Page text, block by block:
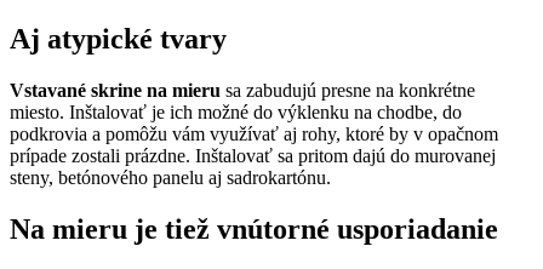
Aj atypické tvary
Vstavané skrine na mieru sa zabudujú presne na konkrétne
miesto. Inštalovať je ich možné do výklenku na chodbe, do
podkrovia a pomôžu vám využívať aj rohy, ktoré by v opačnom
prípade zostali prázdne. Inštalovať sa pritom dajú do murovanej
steny, betónového panelu aj sadrokartónu.
Na mieru je tiež vnútorné usporiadanie